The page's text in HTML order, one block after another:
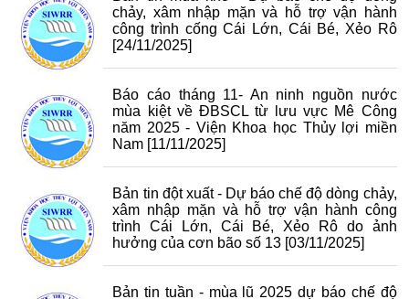
chảy, xâm nhập mặn và hỗ trợ vận hành
công trình cống Cái Lớn, Cái Bé, Xẻo Rô
[24/11/2025]
Báo cáo tháng 11- An ninh nguồn nước
mùa kiệt về ĐBSCL từ lưu vực Mê Công
năm 2025 - Viện Khoa học Thủy lợi miền
Nam [11/11/2025]
Bản tin đột xuất - Dự báo chế độ dòng chảy,
xâm nhập mặn và hỗ trợ vận hành công
trình Cái Lớn, Cái Bé, Xẻo Rô do ảnh
hưởng của cơn bão số 13 [03/11/2025]
Bản tin tuần - mùa lũ 2025 dự báo chế độ